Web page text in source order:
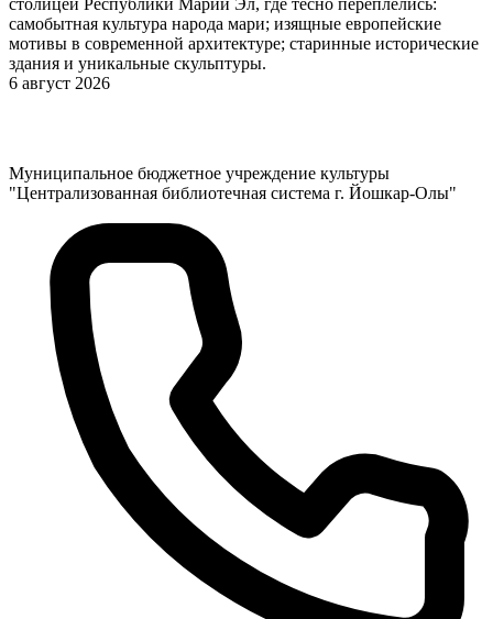
столицей Республики Марий Эл, где тесно переплелись:
самобытная культура народа мари; изящные европейские
мотивы в современной архитектуре; старинные исторические
здания и уникальные скульптуры.
6 август 2026
Муниципальное бюджетное учреждение культуры
"Централизованная библиотечная система г. Йошкар-Олы"